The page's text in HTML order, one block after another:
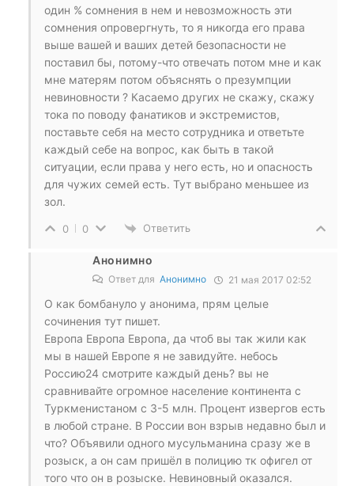
один % сомнения в нем и невозможность эти
сомнения опровергнуть, то я никогда его права
выше вашей и ваших детей безопасности не
поставил бы, потому-что отвечать потом мне и как
мне матерям потом объяснять о презумпции
невиновности ? Касаемо других не скажу, скажу
тока по поводу фанатиков и экстремистов,
поставьте себя на место сотрудника и ответьте
каждый себе на вопрос, как быть в такой
ситуации, если права у него есть, но и опасность
для чужих семей есть. Тут выбрано меньшее из
зол.
0 0 Ответить
Анонимно
Ответ для Анонимно 21 мая 2017 02:52
О как бомбануло у анонима, прям целые
сочинения тут пишет.
Европа Европа Европа, да чтоб вы так жили как
мы в нашей Европе я не завидуйте. небось
Россию24 смотрите каждый день? вы не
сравнивайте огромное население континента с
Туркменистаном с 3-5 млн. Процент извергов есть
в любой стране. В России вон взрыв недавно был и
что? Объявили одного мусульманина сразу же в
розыск, а он сам пришёл в полицию тк офигел от
того что он в розыске. Невиновный оказался.